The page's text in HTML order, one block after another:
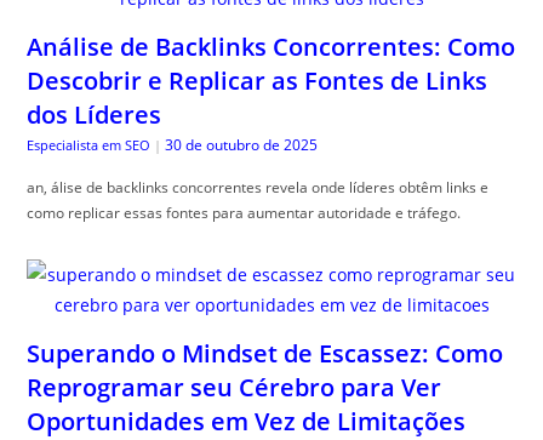
Análise de Backlinks Concorrentes: Como
Descobrir e Replicar as Fontes de Links
dos Líderes
Especialista em SEO | 30 de outubro de 2025
an, álise de backlinks concorrentes revela onde líderes obtêm links e
como replicar essas fontes para aumentar autoridade e tráfego.
Superando o Mindset de Escassez: Como
Reprogramar seu Cérebro para Ver
Oportunidades em Vez de Limitações